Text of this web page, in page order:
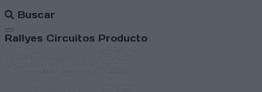
Buscar
Abrir menú
Rallyes Circuitos Producto